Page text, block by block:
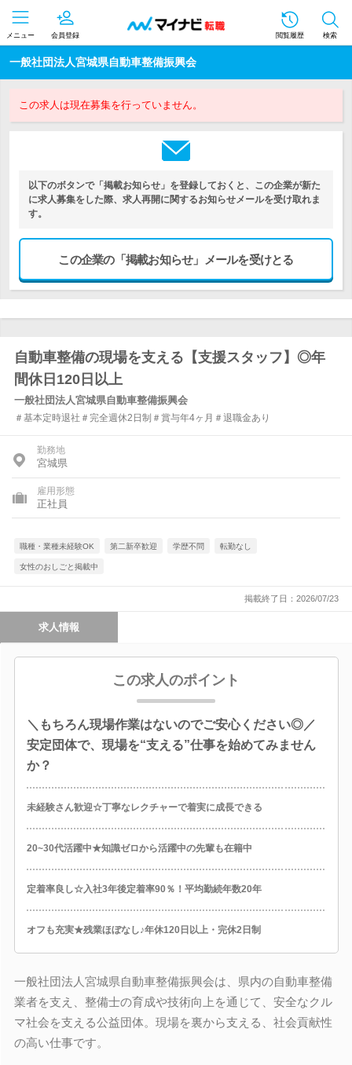
メニュー 会員登録 閲覧履歴 検索
一般社団法人宮城県自動車整備振興会
この求人は現在募集を行っていません。
以下のボタンで「掲載お知らせ」を登録しておくと、この企業が新た
に求人募集をした際、求人再開に関するお知らせメールを受け取れま
す。
この企業の「掲載お知らせ」メールを受けとる
自動車整備の現場を支える【支援スタッフ】◎年
間休日120日以上
一般社団法人宮城県自動車整備振興会
＃基本定時退社＃完全週休2日制＃賞与年4ヶ月＃退職金あり
勤務地
宮城県
雇用形態
正社員
職種・業種未経験OK 第二新卒歓迎 学歴不問 転勤なし
女性のおしごと掲載中
掲載終了日：2026/07/23
求人情報
この求人のポイント
＼もちろん現場作業はないのでご安心ください◎／
安定団体で、現場を“支える”仕事を始めてみません
か？
未経験さん歓迎☆丁寧なレクチャーで着実に成長できる
20~30代活躍中★知識ゼロから活躍中の先輩も在籍中
定着率良し☆入社3年後定着率90％！平均勤続年数20年
オフも充実★残業ほぼなし♪年休120日以上・完休2日制
一般社団法人宮城県自動車整備振興会は、県内の自動車整備
業者を支え、整備士の育成や技術向上を通じて、安全なクル
マ社会を支える公益団体。現場を裏から支える、社会貢献性
の高い仕事です。